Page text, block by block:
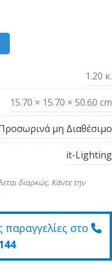
1.20 κ.
15.70 × 15.70 × 50.60 cm
μη Διαθέσιμο
it-Lighting
διαρκώς. Κάντε την
στο